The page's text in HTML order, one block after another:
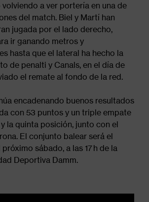
a ver portería en una de
del match. Biel y Martí han
jugada por el lado derecho,
ir ganando metros y
hasta que el lateral ha hecho la
de penalti y Canals, en el día de
el remate al fondo de la red.
encadenando buenos resultados
con 53 puntos y un triple empate
la quinta posición, junto con el
El conjunto balear será el
sábado, a las 17 h de la
Deportiva Damm.